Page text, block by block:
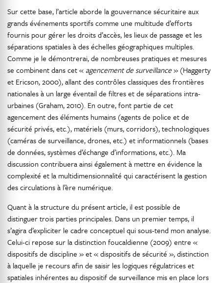
Sur cette base, l’article aborde la gouvernance sécuritaire aux
grands événements sportifs comme une multitude d’efforts
fournis pour gérer les droits d’accès, les lieux de passage et les
séparations spatiales à des échelles géographiques multiples.
Comme je le démontrerai, de nombreuses pratiques et mesures
se combinent dans cet « agencement de surveillance» (Haggerty
et Ericson, 2000), allant des contrôles classiques des frontières
nationales à un large éventail de filtres et de séparations intra-
urbaines (Graham, 2010). En outre, font partie de cet
agencement des éléments humains (agents de police et de
sécurité privés, etc.), matériels (murs, corridors), technologiques
(caméras de surveillance, drones, etc.) et informationnels (bases
de données, systèmes d’échange d’informations, etc.). Ma
discussion contribuera ainsi également à mettre en évidence la
complexité et la multidimensionnalité qui caractérisent la gestion
des circulations à l’ère numérique.
Quant à la structure du présent article, il est possible de
distinguer trois parties principales. Dans un premier temps, il
s’agira d’expliciter le cadre conceptuel qui sous-tend mon analyse.
Celui-ci repose sur la distinction foucaldienne (2009) entre «
dispositifs de discipline » et « dispositifs de sécurité », distinction
à laquelle je recours afin de saisir les logiques régulatrices et
spatiales inhérentes au dispositif de surveillance mis en place lors